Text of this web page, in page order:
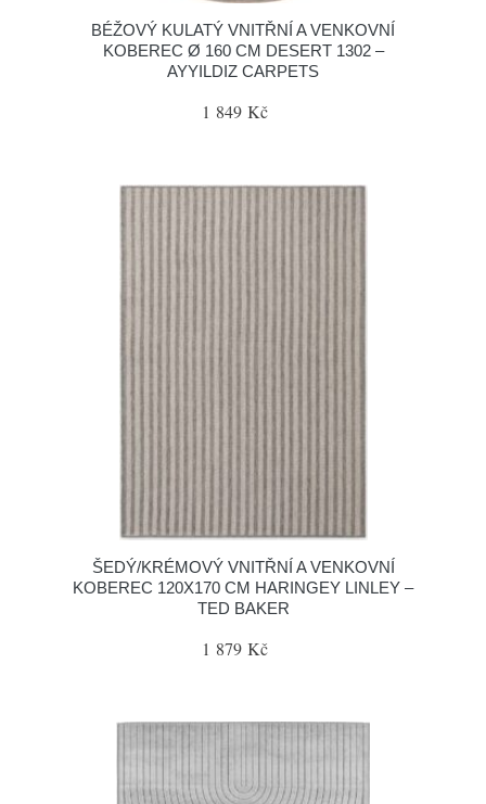
BÉŽOVÝ KULATÝ VNITŘNÍ A VENKOVNÍ
KOBEREC Ø 160 CM DESERT 1302 –
AYYILDIZ CARPETS
1 849 Kč
ŠEDÝ/KRÉMOVÝ VNITŘNÍ A VENKOVNÍ
KOBEREC 120X170 CM HARINGEY LINLEY –
TED BAKER
1 879 Kč